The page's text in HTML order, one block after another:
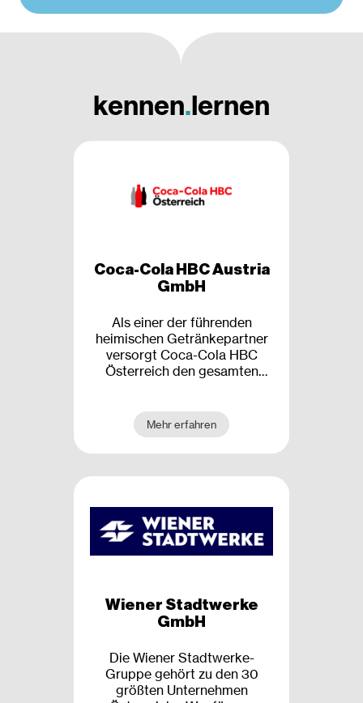
kennen.lernen
Coca-Cola HBC Austria
GmbH
Als einer der führenden
heimischen Getränkepartner
versorgt Coca-Cola HBC
Österreich den gesamten
rund 60.000 Kund:innen
abgestimmten
Produktsortiment – 24
Mehr erfahren
Wiener Stadtwerke
GmbH
Die Wiener Stadtwerke-
Gruppe gehört zu den 30
größten Unternehmen